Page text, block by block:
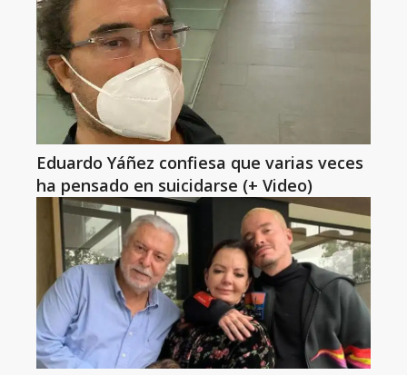
Eduardo Yáñez confiesa que varias veces
ha pensado en suicidarse (+ Video)